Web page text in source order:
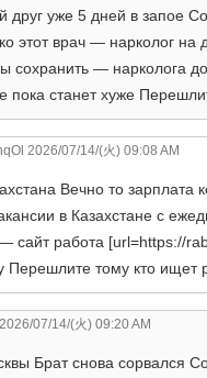
друг уже 5 дней в запое
этот врач — нарколог
сохранить — нарколога
станет хуже
2026/07/14/(火) 09:08 AM
Вечно то
в Казахстане с
сайт работа [url=https://
Перешлите тому кто ищет
2026/07/14/(火) 09:20 AM
Брат снова сорвался